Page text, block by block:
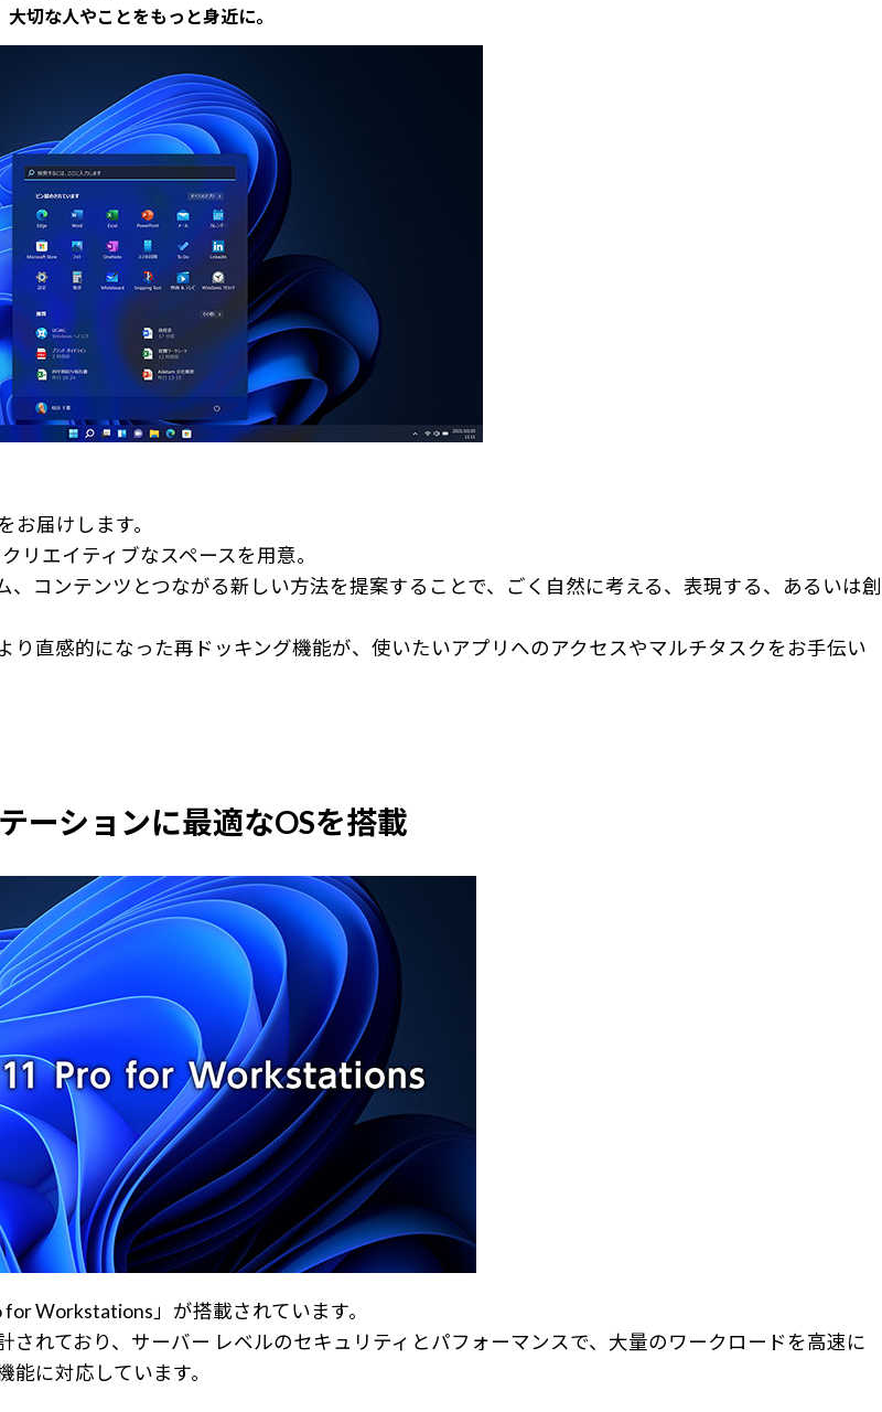
大切な人やことをもっと身近に。
届けします。
リエイティブなスペースを用意。
コンテンツとつながる新しい方法を提案することで、ごく自然に考える、表現する、あるいは創
直感的になった再ドッキング機能が、使いたいアプリへのアクセスやマルチタスクをお手伝い
ーションに最適なOSを搭載
Workstations」が搭載されています。
れており、サーバー レベルのセキュリティとパフォーマンスで、大量のワークロードを高速に
に対応しています。